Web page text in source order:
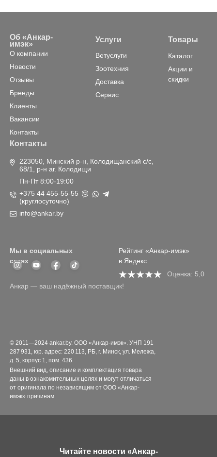
Читайте новости «Анкар-
© 2011—2024 ankar.by. ООО «Анкар-имэк». УНП 191
287 931, юр. адрес: 220 113, РБ, г. Минск, ул. Мележа,
д. 5, корпус 1, пом. 436
Внешний вид, описание и комплектация товара
даны в ознакомительных целях и могут отличаться
от оригинала по независящим от ООО «Анкар-
имэк» причинам.
Об «Анкар-
имэк»
О компании
Новости
Отзывы
Бренды
Клиенты
Вакансии
Контакты
Услуги
Ветуслуги
Доставка
Сервис
Зоотехния
Товары
Каталог
Акции и
скидки
Контакты
223050, Минский р-н, Колодищанский с/с,
68/1, р-н аг. Колодищи
Пн-Пт 8:00-19:00
+375 44 455-55-55
(круглосуточно)
info@ankar.by
Анкар — ваш надёжный поставщик!
Мы в социальных
сетях
Рейтинг «Анкар-имэк»
в Яндекс
Оценка: 5,0